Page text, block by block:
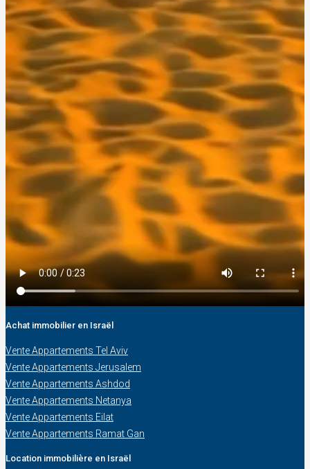
Achat immobilier en Israël
Vente Appartements Tel Aviv
Vente Appartements Jerusalem
Vente Appartements Ashdod
Vente Appartements Netanya
Vente Appartements Eilat
Vente Appartements Ramat Gan
Location immobilière en Israël